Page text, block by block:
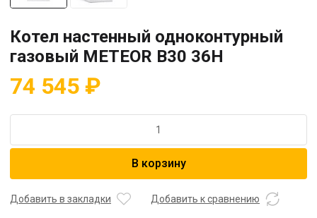
Котел настенный одноконтурный
газовый METEOR B30 36H
74 545 ₽
Котел
газовый
В корзину
Добавить в закладки Добавить к сравнению